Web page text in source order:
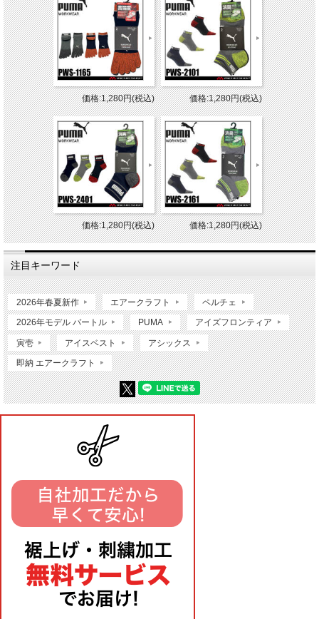
価格:1,280円(税込) 価格:1,280円(税込)
価格:1,280円(税込) 価格:1,280円(税込)
注目キーワード
2026年春夏新作 エアークラフト ペルチェ
2026年モデル バートル PUMA アイズフロンティア
寅壱 アイスベスト アシックス
即納 エアークラフト